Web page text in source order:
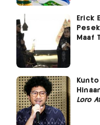
Erick
Maaf
Loro